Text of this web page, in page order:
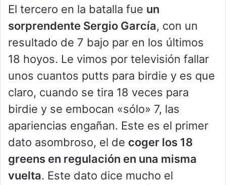
El tercero en la batalla fue un
sorprendente Sergio García, con un
resultado de 7 bajo par en los últimos
18 hoyos. Le vimos por televisión fallar
unos cuantos putts para birdie y es que
claro, cuando se tira 18 veces para
birdie y se embocan «sólo» 7, las
apariencias engañan. Este es el primer
dato asombroso, el de coger los 18
greens en regulación en una misma
vuelta. Este dato dice mucho el